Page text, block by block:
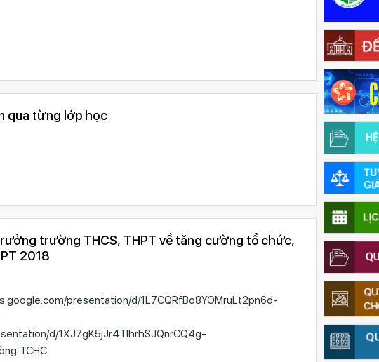
qua từng lớp học
trường THCS, THPT về tăng cường tổ chức,
2018
presentation/d/1L7CQRfBo8YOMruLt2pn6d-
d/1XJ7gK5jJr4TIhrhSJQnrCQ4g-
TCHC